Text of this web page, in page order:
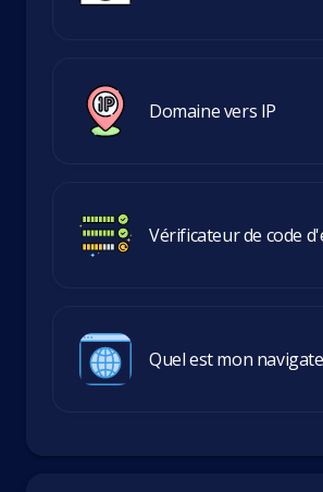
Domaine vers IP
Vérificateur de code
Quel est mon